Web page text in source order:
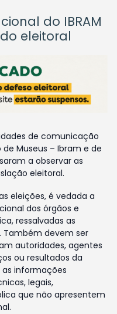
do IBRAM
eleitoral
de comunicação
Museus – Ibram e de
a observar as
eleitoral.
eleições, é vedada a
dos órgãos e
ressalvadas as
Também devem ser
autoridades, agentes
ou resultados da
informações
legais,
que não apresentem